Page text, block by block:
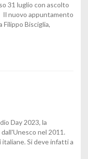
31 luglio con ascolto
Il nuovo appuntamento
Bisciglia,
Day 2023, la
nel 2011.
Si deve infatti a